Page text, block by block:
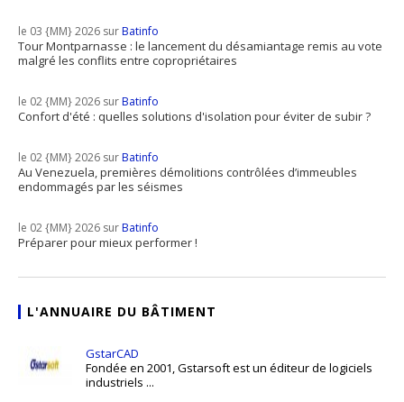
le 03 {MM} 2026 surBatinfo
Tour Montparnasse : le lancement du désamiantage remis au vote
malgré les conflits entre copropriétaires
le 02 {MM} 2026 surBatinfo
Confort d'été : quelles solutions d'isolation pour éviter de subir ?
le 02 {MM} 2026 surBatinfo
Au Venezuela, premières démolitions contrôlées d’immeubles
endommagés par les séismes
le 02 {MM} 2026 surBatinfo
Préparer pour mieux performer !
L'ANNUAIRE DU BÂTIMENT
GstarCAD
Fondée en 2001, Gstarsoft est un éditeur de logiciels
industriels ...